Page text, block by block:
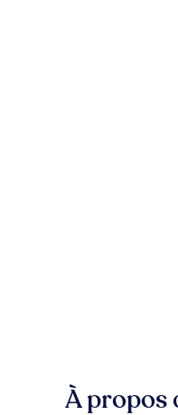
À propos